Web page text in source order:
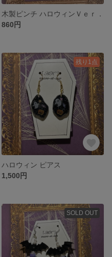
木製ピンチ ハロウィンＶｅｒ．
860円
残り1点
ハロウィン ピアス
1,500円
SOLD OUT